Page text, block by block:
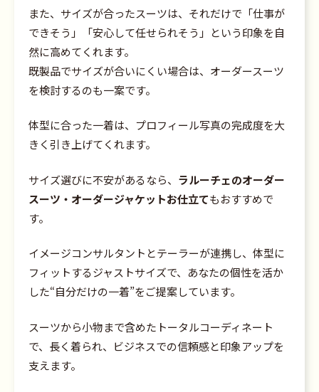
また、サイズが合ったスーツは、それだけで「仕事が
できそう」「安心して任せられそう」という印象を自
然に高めてくれます。
既製品でサイズが合いにくい場合は、オーダースーツ
を検討するのも一案です。
体型に合った一着は、プロフィール写真の完成度を大
きく引き上げてくれます。
サイズ選びに不安があるなら、 ラルーチェのオーダー
スーツ・オーダージャケットお仕立てもおすすめで
す。
イメージコンサルタントとテーラーが連携し、体型に
フィットするジャストサイズで、あなたの個性を活か
した“自分だけの一着”をご提案しています。
スーツから小物まで含めたトータルコーディネート
で、長く着られ、ビジネスでの信頼感と印象アップを
支えます。